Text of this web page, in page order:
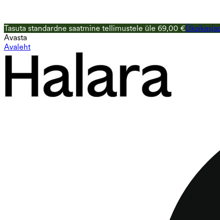
Tasuta standardne saatmine tellimustele üle 69,00 €
Avasta
Avaleht